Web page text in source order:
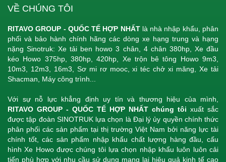
VỀ CHÚNG TÔI
RITAVO GROUP - QUỐC TẾ HỢP NHẤT là nhà nhập khẩu, phân
phối và bảo hành chính hãng các dòng xe hạng trung và hạng
nặng Sinotruk: Xe tải ben howo 3 chân, 4 chân 380hp, Xe đầu
kéo Howo 375hp, 380hp, 420hp, Xe trộn bê tông Howo 9m3,
10m3, 12m3, 16m3, Sơ mi rơ mooc, xi téc chở xi măng, Xe tải
Shacman, Máy công trình...
Với sự nỗ lực khẳng định uy tín và thương hiệu của mình,
RITAVO GROUP - QUỐC TẾ HỢP NHẤT chúng tôi xuất sắc
được tập đoàn SINOTRUK lựa chọn là Đại lý ủy quyền chính thức
phân phối các sản phẩm tại thị trường Việt Nam bởi năng lực tài
chính tốt, các sản phẩm nhập khẩu chất lượng hàng đầu, cấu
hình Xe Howo được chúng tôi lựa chọn nhập khẩu luôn luôn cải
tiến phù hợp với nhu cầu sử dụng mang lại hiệu quả kinh tế cao